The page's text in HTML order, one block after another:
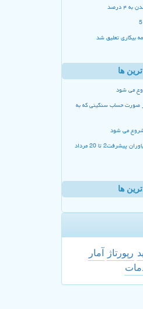
درصد
بیکاری تعلیق شد
ها
می شود
صورت حساب سنگینی که به
شروع می شود
مهلت ارسال مستندات طرح ملی یاوران پیشرفت2 تا 20 مرداد
ها
رپورتاژ
آمار